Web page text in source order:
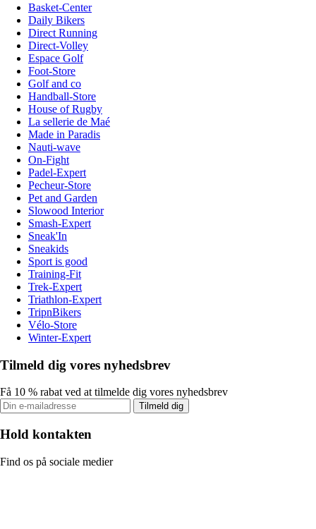
Basket-Center
Daily Bikers
Direct Running
Direct-Volley
Espace Golf
Foot-Store
Golf and co
Handball-Store
House of Rugby
La sellerie de Maé
Made in Paradis
Nauti-wave
On-Fight
Padel-Expert
Pecheur-Store
Pet and Garden
Slowood Interior
Smash-Expert
Sneak'In
Sneakids
Sport is good
Training-Fit
Trek-Expert
Triathlon-Expert
TripnBikers
Vélo-Store
Winter-Expert
Tilmeld dig vores nyhedsbrev
Få 10 % rabat ved at tilmelde dig vores nyhedsbrev
Tilmeld dig
Hold kontakten
Find os på sociale medier